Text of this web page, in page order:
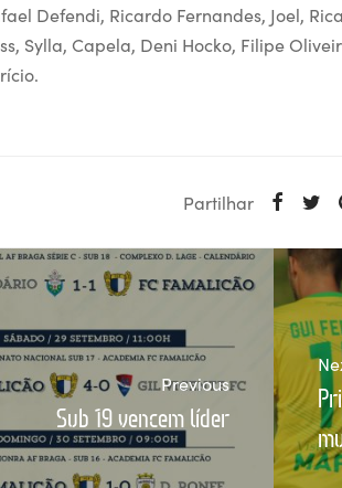
Defendi, Ricardo Fernandes, Joel,
Sylla, Capela, Deni Hocko, Filipe
Partilhar
Previous
Sub 19 vencem líder